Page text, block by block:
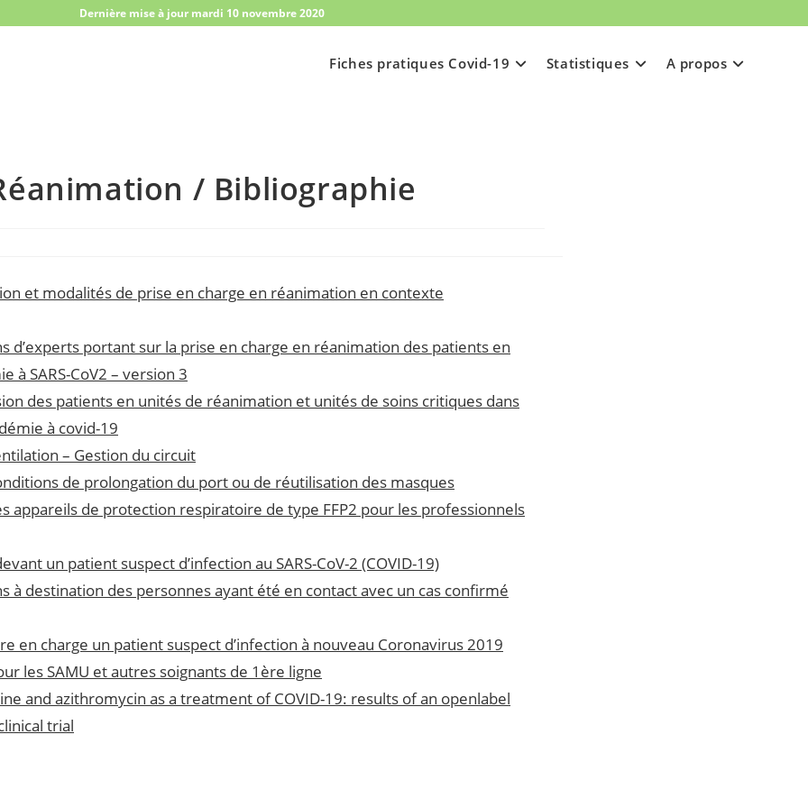
Dernière mise à jour mardi 10 novembre 2020
Fiches pratiques Covid-19 Statistiques A propos
/ Bibliographie
et modalités de prise en charge en réanimation en contexte
d’experts portant sur la prise en charge en réanimation des patients en
à SARS-CoV2 – version 3
des patients en unités de réanimation et unités de soins critiques dans
à covid-19
– Gestion du circuit
de prolongation du port ou de réutilisation des masques
appareils de protection respiratoire de type FFP2 pour les professionnels
un patient suspect d’infection au SARS-CoV-2 (COVID-19)
à destination des personnes ayant été en contact avec un cas confirmé
en charge un patient suspect d’infection à nouveau Coronavirus 2019
les SAMU et autres soignants de 1ère ligne
and azithromycin as a treatment of COVID-19: results of an openlabel
trial